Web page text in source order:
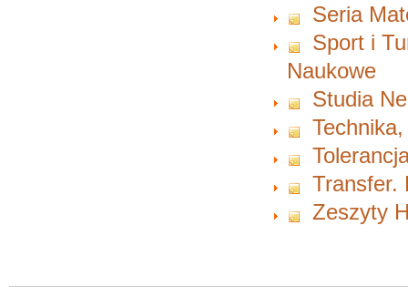
Seria
Sport i
Naukowe
Studia
Transfer.
Zeszyty